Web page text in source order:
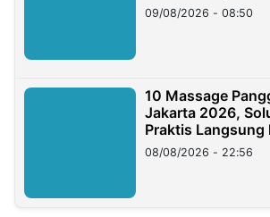
09/08/2026 - 08:50
10 Massage
Jakarta 2026,
Praktis Langsung
08/08/2026 - 22:56